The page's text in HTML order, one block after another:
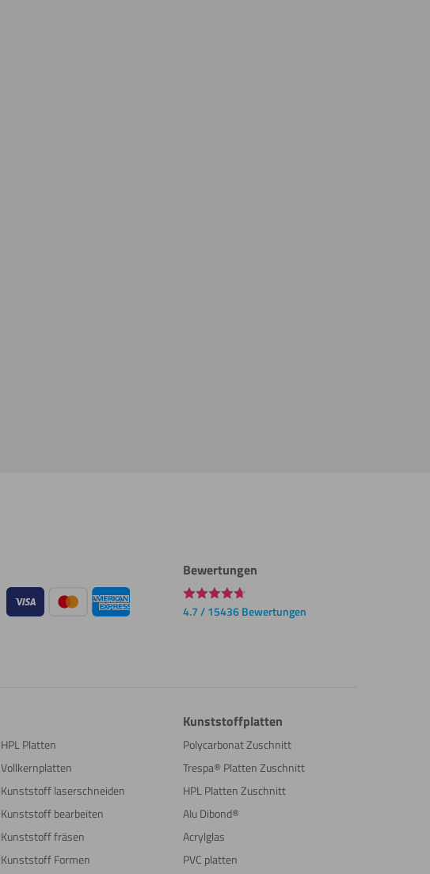
Bewertungen
4.7 / 15436 Bewertungen
HPL Platten
Vollkernplatten
Kunststoff laserschneiden
Kunststoff bearbeiten
Kunststoff fräsen
Kunststoff Formen
Kunststoffplatten
Polycarbonat Zuschnitt
Trespa® Platten Zuschnitt
HPL Platten Zuschnitt
Alu Dibond®
Acrylglas
PVC platten